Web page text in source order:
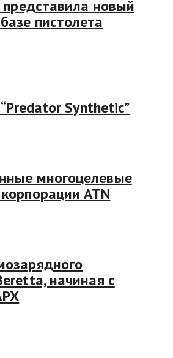
представила новый
пистолета
Synthetic”
многоцелевые
ATN
начиная с